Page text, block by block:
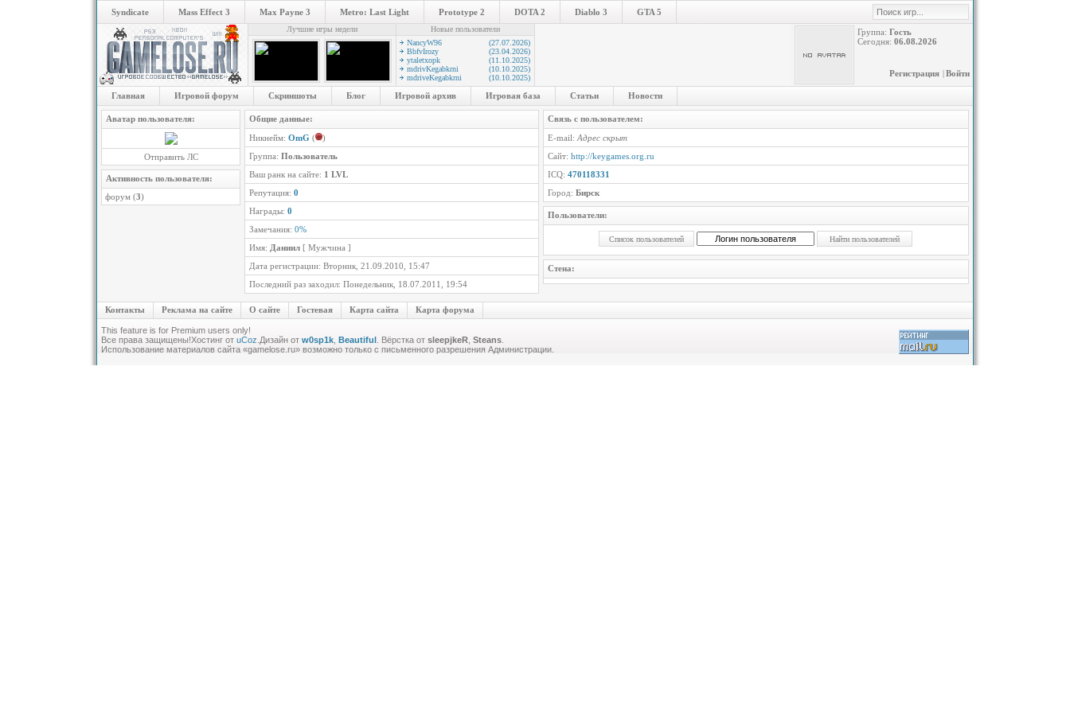
Syndicate Mass Effect 3 Max Payne 3 Metro: Last Light Prototype 2 DOTA 2 Diablo 3 GTA 5
Лучшие игры недели
Новые пользователи
NancyW96
(27.07.2026)
BbfvIrozy
(23.04.2026)
ytaletxopk
(11.10.2025)
mdrivKegabkrni
(10.10.2025)
mdriveKegabkrni
(10.10.2025)
Группа: Гость
Сегодня: 06.08.2026
Войти
|
Регистрация
Главная Игровой форум Скриншоты Блог Игровой архив Игровая база Статьи Новости
Аватар пользователя:
Отправить ЛС
Активность пользователя:
форум (3)
Общие данные:
Никнейм: OmG (
)
Группа: Пользователь
Ваш ранк на сайте: 1 LVL
Репутация: 0
Награды: 0
Замечания: 0%
Имя: Даниил [ Мужчина ]
Дата регистрации: Вторник, 21.09.2010, 15:47
Последний раз заходил: Понедельник, 18.07.2011, 19:54
Связь с пользователем:
E-mail: Адрес скрыт
Сайт: http://keygames.org.ru
ICQ: 470118331
Город: Бирск
Пользователи:
Стена:
Контакты Реклама на сайте О сайте Гостевая Карта сайта Карта форума
This feature is for Premium users only!
Все права защищены!Хостинг от uCoz .Дизайн от w0sp1k Beautiful . Вёрстка от sleepjkeR Steans
Использование материалов сайта «gamelose.ru» возможно только с письменного разрешения Администрации.